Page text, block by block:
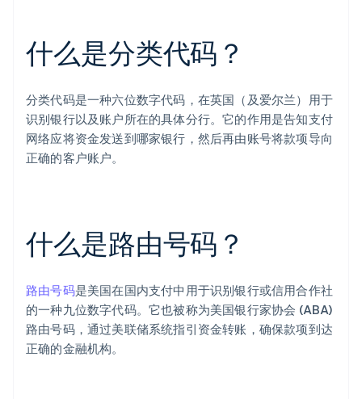
什么是分类代码？
分类代码是一种六位数字代码，在英国（及爱尔兰）用于
识别银行以及账户所在的具体分行。它的作用是告知支付
网络应将资金发送到哪家银行，然后再由账号将款项导向
正确的客户账户。
什么是路由号码？
路由号码是美国在国内支付中用于识别银行或信用合作社
的一种九位数字代码。它也被称为美国银行家协会 (ABA)
路由号码，通过美联储系统指引资金转账，确保款项到达
正确的金融机构。